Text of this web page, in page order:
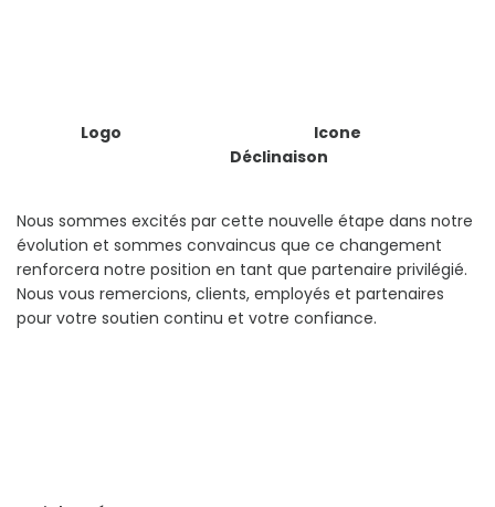
Logo Icone
Déclinaison
Nous sommes excités par cette nouvelle étape dans notre
évolution et sommes convaincus que ce changement
renforcera notre position en tant que partenaire privilégié.
Nous vous remercions, clients, employés et partenaires
pour votre soutien continu et votre confiance.